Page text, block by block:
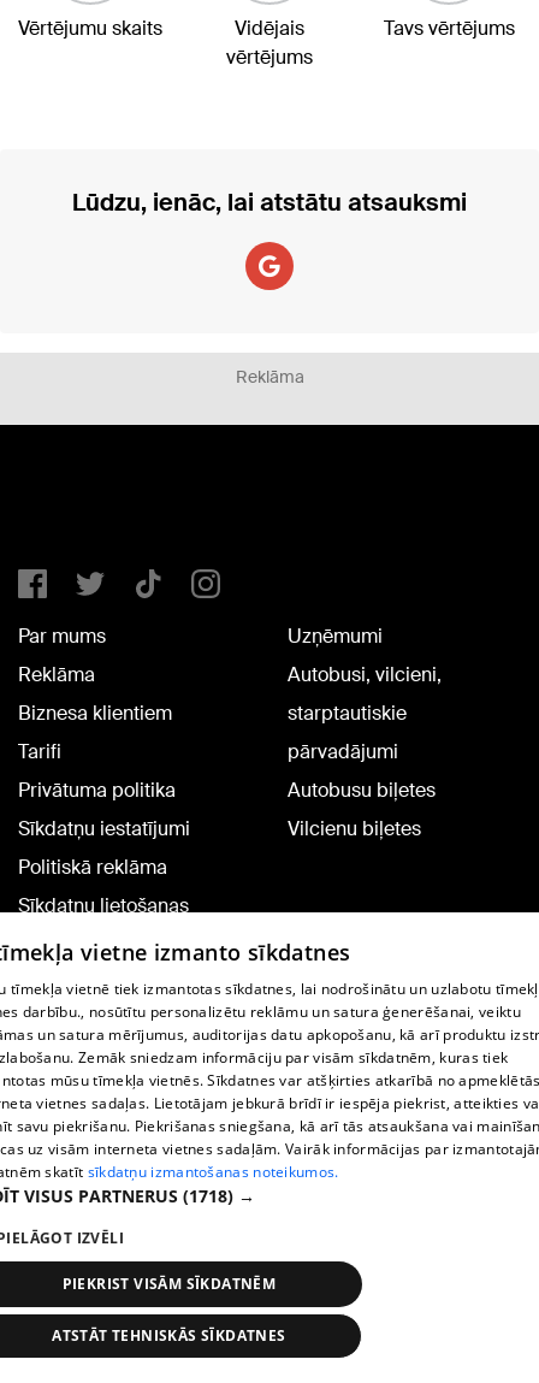
Vērtējumu skaits
Vidējais
vērtējums
Tavs vērtējums
Lūdzu, ienāc, lai atstātu atsauksmi
Reklāma
Par mums
Reklāma
Biznesa klientiem
Tarifi
Privātuma politika
Sīkdatņu iestatījumi
Politiskā reklāma
Sīkdatņu lietošanas
noteikumi
Komentāru pievienošana
Uzņēmumi
Autobusi, vilcieni,
starptautiskie
pārvadājumi
Autobusu biļetes
Vilcienu biļetes
TV programma
Līguma noteikumi
360 Ziņu kontakti
Helio Media
Portāla palīdzības dienests: e-pasts -
All rights reserved.
Ziņas Meklēt 1188 play
vietne izmanto sīkdatnes
tīmekļa vietnē tiek izmantotas sīkdatnes, lai nodrošinātu un uzlabotu
darbību., nosūtītu personalizētu reklāmu un satura ģenerēšanai, veiktu
un satura mērījumus, auditorijas datu apkopošanu, kā arī produktu
Zemāk sniedzam informāciju par visām sīkdatnēm, kuras tiek
mūsu tīmekļa vietnēs. Sīkdatnes var atšķirties atkarībā no
vietnes sadaļas. Lietotājam jebkurā brīdī ir iespēja piekrist, atteikties
savu piekrišanu. Piekrišanas sniegšana, kā arī tās atsaukšana vai
uz visām interneta vietnes sadaļām. Vairāk informācijas par
skatīt sīkdatņu izmantošanas noteikumos.
VISUS PARTNERUS (1718) →
IZVĒLI
PIEKRIST VISĀM SĪKDATNĒM
ATSTĀT TEHNISKĀS SĪKDATNES